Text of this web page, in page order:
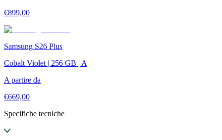
€899,00
Samsung S26 Plus
Cobalt Violet | 256 GB | A
A partire da
€669,00
Specifiche tecniche